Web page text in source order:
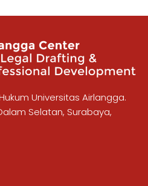
Universitas Airlangga.
Selatan, Surabaya,